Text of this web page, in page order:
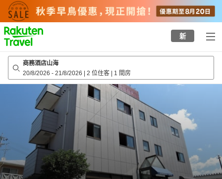
to
top
page
新
商務酒店山海
20/8/2026 - 21/8/2026 | 2 位住客 | 1 間房